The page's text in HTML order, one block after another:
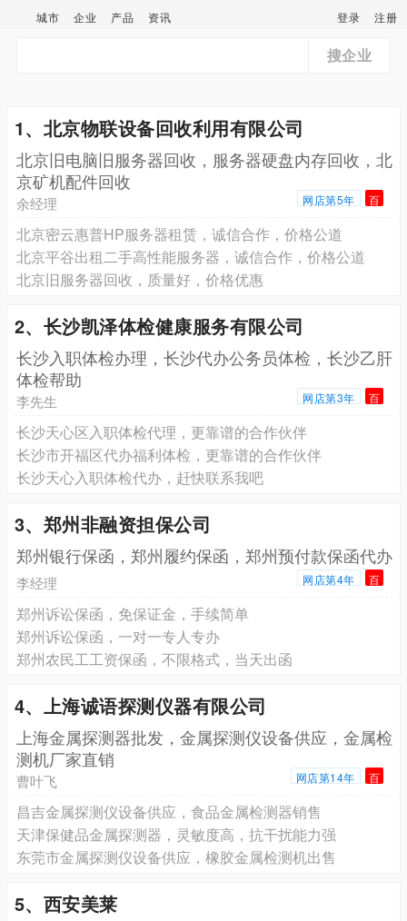
城市 企业 产品 资讯 登录 注册
搜企业
1、北京物联设备回收利用有限公司
北京旧电脑旧服务器回收，服务器硬盘内存回收，北
京矿机配件回收
余经理 网店第5年 百
北京密云惠普HP服务器租赁，诚信合作，价格公道
北京平谷出租二手高性能服务器，诚信合作，价格公道
北京旧服务器回收，质量好，价格优惠
2、长沙凯泽体检健康服务有限公司
长沙入职体检办理，长沙代办公务员体检，长沙乙肝
体检帮助
李先生 网店第3年 百
长沙天心区入职体检代理，更靠谱的合作伙伴
长沙市开福区代办福利体检，更靠谱的合作伙伴
长沙天心入职体检代办，赶快联系我吧
3、郑州非融资担保公司
郑州银行保函，郑州履约保函，郑州预付款保函代办
李经理 网店第4年 百
郑州诉讼保函，免保证金，手续简单
郑州诉讼保函，一对一专人专办
郑州农民工工资保函，不限格式，当天出函
4、上海诚语探测仪器有限公司
上海金属探测器批发，金属探测仪设备供应，金属检
测机厂家直销
曹叶飞 网店第14年 百
昌吉金属探测仪设备供应，食品金属检测器销售
天津保健品金属探测器，灵敏度高，抗干扰能力强
东莞市金属探测仪设备供应，橡胶金属检测机出售
5、西安美莱